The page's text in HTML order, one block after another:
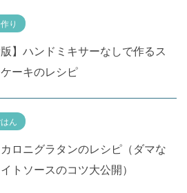
り
版】ハンドミキサーなしで作るス
ーキのレシピ
ん
ロニグラタンのレシピ（ダマな
トソースのコツ大公開）